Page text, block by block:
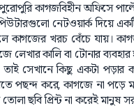
কাগজবিহীন অফিসে
নেটওয়ার্ক দিয়ে
কাগজের খরচ বেঁচে যায়।
কালি বা টোনার
তাই সেখানে কিছু একটা
করে, কাগজে না পড়ে
ছবি প্রিন্ট না করেই মানুষ